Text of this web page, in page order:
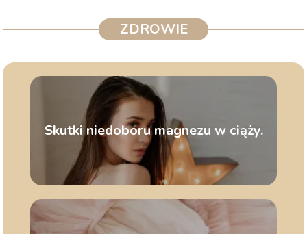
ZDROWIE
Skutki niedoboru magnezu w ciąży.